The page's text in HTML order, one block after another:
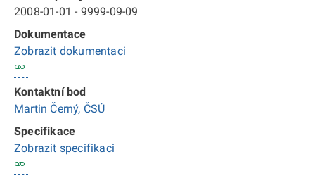
2008-01-01 - 9999-09-09
Dokumentace
Zobrazit dokumentaci
Kontaktní bod
Martin Černý, ČSÚ
Specifikace
Zobrazit specifikaci